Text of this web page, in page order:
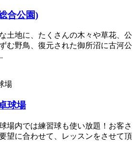
合公園)
土地に、たくさんの木々や草花、公
む野鳥、復元された御所沼に古河公
球場
場内では練習球も使い放題！お客さ
望に合わせて、レッスンをさせて頂